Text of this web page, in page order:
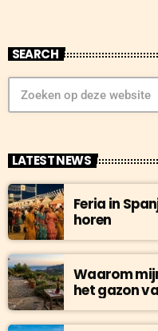
SEARCH
LATEST NEWS
Feria in
horen
Waarom
het gazon